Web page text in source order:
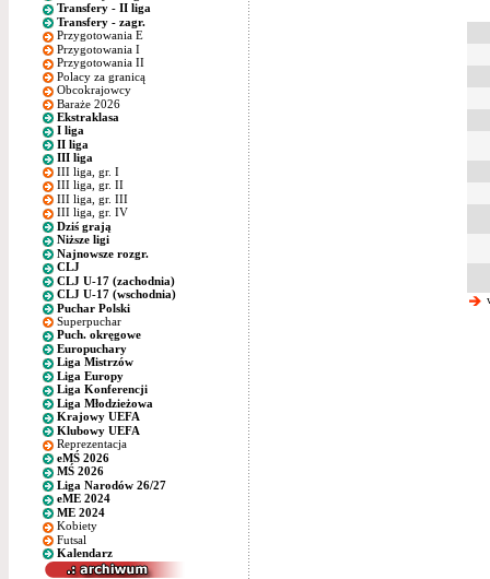
Transfery - II liga
Transfery - zagr.
Przygotowania E
Przygotowania I
Przygotowania II
Polacy za granicą
Obcokrajowcy
Baraże 2026
Ekstraklasa
I liga
II liga
III liga
III liga, gr. I
III liga, gr. II
III liga, gr. III
III liga, gr. IV
Dziś grają
Niższe ligi
Najnowsze rozgr.
CLJ
CLJ U-17 (zachodnia)
CLJ U-17 (wschodnia)
Puchar Polski
Superpuchar
Puch. okręgowe
Europuchary
Liga Mistrzów
Liga Europy
Liga Konferencji
Liga Młodzieżowa
Krajowy UEFA
Klubowy UEFA
Reprezentacja
eMŚ 2026
MŚ 2026
Liga Narodów 26/27
eME 2024
ME 2024
Kobiety
Futsal
Kalendarz